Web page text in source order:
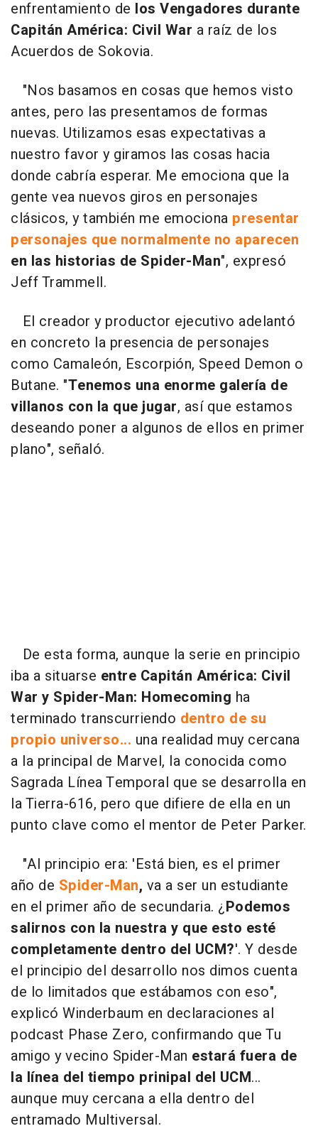
enfrentamiento de los Vengadores durante
Capitán América: Civil War a raíz de los
Acuerdos de Sokovia.
"Nos basamos en cosas que hemos visto
antes, pero las presentamos de formas
nuevas. Utilizamos esas expectativas a
nuestro favor y giramos las cosas hacia
donde cabría esperar. Me emociona que la
gente vea nuevos giros en personajes
clásicos, y también me emociona presentar
personajes que normalmente no aparecen
en las historias de Spider-Man", expresó
Jeff Trammell.
El creador y productor ejecutivo adelantó
en concreto la presencia de personajes
como Camaleón, Escorpión, Speed Demon o
Butane. "Tenemos una enorme galería de
villanos con la que jugar, así que estamos
deseando poner a algunos de ellos en primer
plano", señaló.
De esta forma, aunque la serie en principio
iba a situarse entre Capitán América: Civil
War y Spider-Man: Homecoming ha
terminado transcurriendo dentro de su
propio universo... una realidad muy cercana
a la principal de Marvel, la conocida como
Sagrada Línea Temporal que se desarrolla en
la Tierra-616, pero que difiere de ella en un
punto clave como el mentor de Peter Parker.
"Al principio era: 'Está bien, es el primer
año de Spider-Man, va a ser un estudiante
en el primer año de secundaria. ¿Podemos
salirnos con la nuestra y que esto esté
completamente dentro del UCM?'. Y desde
el principio del desarrollo nos dimos cuenta
de lo limitados que estábamos con eso",
explicó Winderbaum en declaraciones al
podcast Phase Zero, confirmando que Tu
amigo y vecino Spider-Man estará fuera de
la línea del tiempo prinipal del UCM...
aunque muy cercana a ella dentro del
entramado Multiversal.